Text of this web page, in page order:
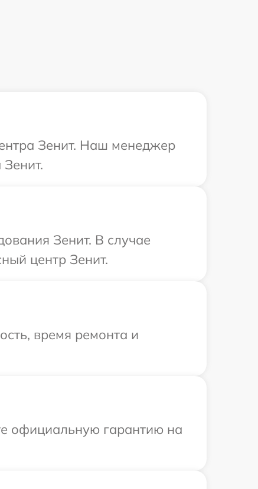
Зенит. Наш менеджер
Зенит. В случае
центр Зенит.
время ремонта и
официальную гарантию на